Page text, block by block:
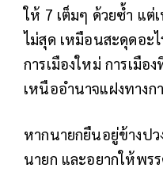
ให้ 7 เต็มๆ ด้วยซ้ำ แต่
ไม่สุด เหมือนสะดุดอะ
การเมืองใหม่ การเมื
เหนืออำนาจแฝงทางก
หากนายกยืนอยู่ข้างป
นายก และอยากให้พรร